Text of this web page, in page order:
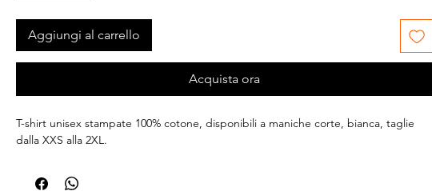
Aggiungi al carrello
Acquista ora
T-shirt unisex stampate 100% cotone, disponibili a maniche corte, bianca, taglie
dalla XXS alla 2XL.